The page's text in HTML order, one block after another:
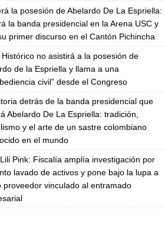
la posesión de Abelardo De La Espriella:
la banda presidencial en la Arena USC y
primer discurso en el Cantón Pichincha
Histórico no asistirá a la posesión de
de la Espriella y llama a una
civil” desde el Congreso
detrás de la banda presidencial que
Abelardo De La Espriella: tradición,
y el arte de un sastre colombiano
en el mundo
Pink: Fiscalía amplía investigación por
lavado de activos y pone bajo la lupa a
proveedor vinculado al entramado